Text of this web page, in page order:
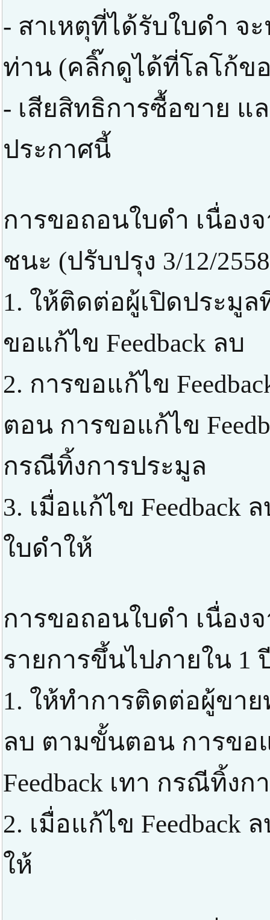
- สาเหตุที่ได้รับใบดำ จ
ท่าน (คลิ๊กดูได้ที่โลโก้ข
- เสียสิทธิการซื้อขาย แ
ประกาศนี้
การขอถอนใบดำ เนื่อง
ชนะ (ปรับปรุง 3/12/
1. ให้ติดต่อผู้เปิดประมูล
ขอแก้ไข Feedback ลบ
2. การขอแก้ไข
ตอน การขอแก้ไข
กรณีทิ้งการประมูล
3. เมื่อแก้ไข Feedback
ใบดำให้
การขอถอนใบดำ เนื่อง
รายการขึ้นไปภายใน 1
1. ให้ทำการติดต่อผู้ขาย
ลบ ตามขั้นตอน การขอแ
Feedback เทา กรณีทิ้งก
2. เมื่อแก้ไข
ให้